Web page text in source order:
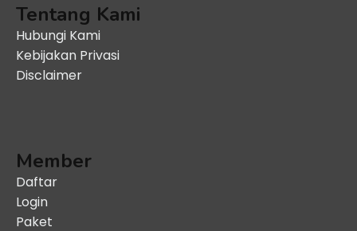
Tentang Kami
Hubungi Kami
Kebijakan Privasi
Disclaimer
Member
Daftar
Login
Paket